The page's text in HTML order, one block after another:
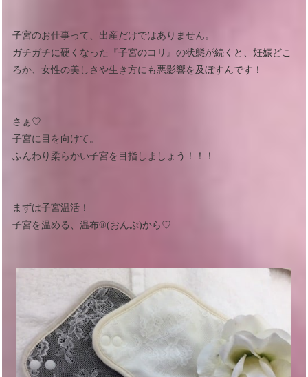
子宮のお仕事って、出産だけではありません。
ガチガチに硬くなった『子宮のコリ』の状態が続くと、妊娠どこ
ろか、女性の美しさや生き方にも悪影響を及ぼすんです！
さぁ♡
子宮に目を向けて。
ふんわり柔らかい子宮を目指しましょう！！！
まずは子宮温活！
子宮を温める、温布®︎(おんぷ)から♡